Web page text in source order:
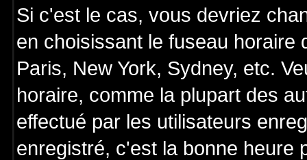
Si c'est le cas, vous devriez
en choisissant le fuseau horaire
Paris, New York, Sydney, etc.
horaire, comme la plupart des
effectué par les utilisateurs
enregistré, c'est la bonne heure